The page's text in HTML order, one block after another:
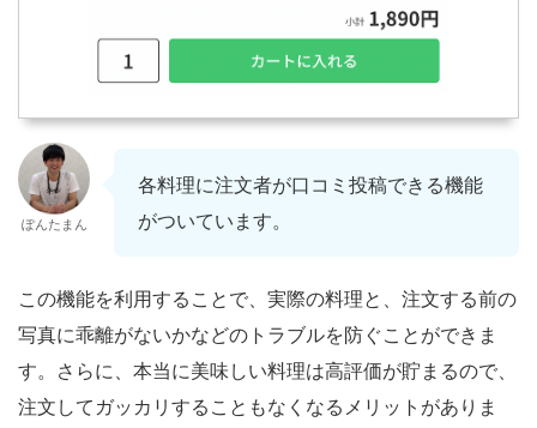
ぽんたまん
各料理に注文者が口コミ投稿できる機能
がついています。
この機能を利用することで、実際の料理と、注文する前の
写真に乖離がないかなどのトラブルを防ぐことができま
す。さらに、本当に美味しい料理は高評価が貯まるので、
注文してガッカリすることもなくなるメリットがありま